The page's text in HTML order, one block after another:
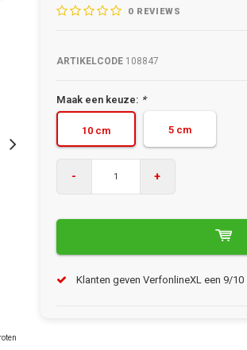
0REVIEWS
ARTIKELCODE108847
Maak een keuze: *
10 cm 5 cm
- +
Klanten geven VerfonlineXL een 9/10